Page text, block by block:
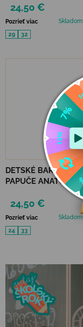
24,50 €
Pozrieť viac Skladom
29
32
DETSKÉ BAREFOOT
PAPUČE ANATOMIC
FOOTWEAR - AUTÁ B
24,50 €
Pozrieť viac Skladom
24
33